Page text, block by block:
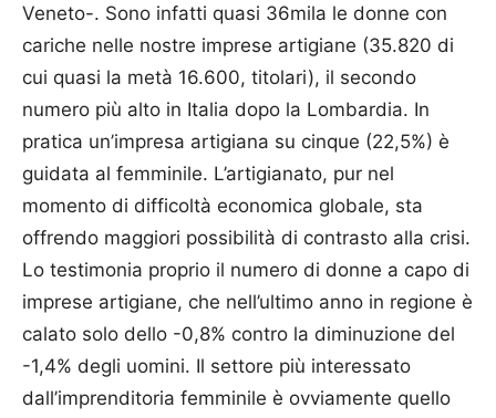
Veneto-. Sono infatti quasi 36mila le donne con
cariche nelle nostre imprese artigiane (35.820 di
cui quasi la metà 16.600, titolari), il secondo
numero più alto in Italia dopo la Lombardia. In
pratica un’impresa artigiana su cinque (22,5%) è
guidata al femminile. L’artigianato, pur nel
momento di difficoltà economica globale, sta
offrendo maggiori possibilità di contrasto alla crisi.
Lo testimonia proprio il numero di donne a capo di
imprese artigiane, che nell’ultimo anno in regione è
calato solo dello -0,8% contro la diminuzione del
-1,4% degli uomini. Il settore più interessato
dall’imprenditoria femminile è ovviamente quello